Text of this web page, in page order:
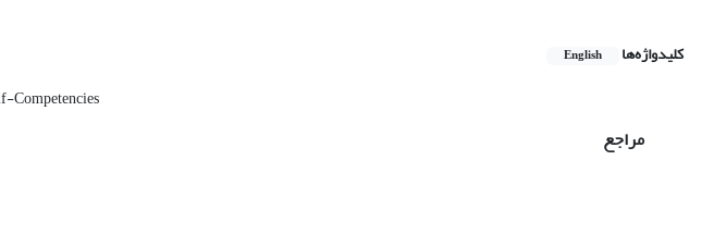
کلیدواژه‌ها English
Competencies
مراجع